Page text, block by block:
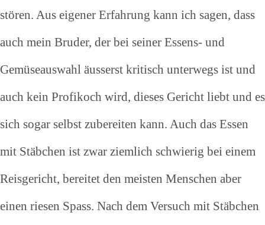
stören. Aus eigener Erfahrung kann ich sagen, dass
auch mein Bruder, der bei seiner Essens- und
Gemüseauswahl äusserst kritisch unterwegs ist und
auch kein Profikoch wird, dieses Gericht liebt und es
sich sogar selbst zubereiten kann. Auch das Essen
mit Stäbchen ist zwar ziemlich schwierig bei einem
Reisgericht, bereitet den meisten Menschen aber
einen riesen Spass. Nach dem Versuch mit Stäbchen